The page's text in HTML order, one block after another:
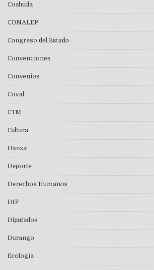
Coahuila
CONALEP
Congreso del Estado
Convenciones
Convenios
Covid
CTM
Cultura
Danza
Deporte
Derechos Humanos
DIF
Diputados
Durango
Ecología